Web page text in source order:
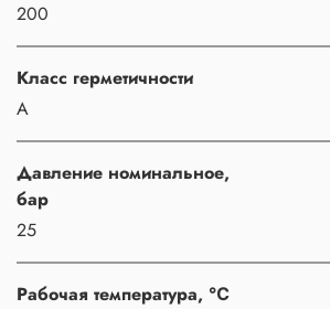
200
Класс герметичности
A
Давление номинальное,
бар
25
Рабочая температура, ℃